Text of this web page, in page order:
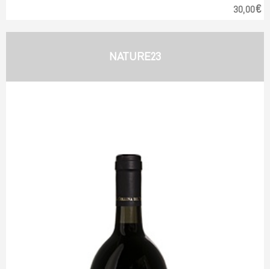
30,00€
NATURE23